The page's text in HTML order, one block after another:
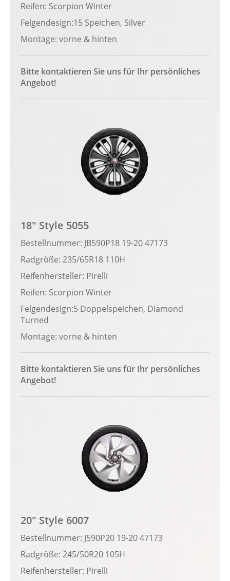
Reifen: Scorpion Winter
Felgendesign:15 Speichen, Silver
Montage: vorne & hinten
Bitte kontaktieren Sie uns für Ihr persönliches
Angebot!
18" Style 5055
Bestellnummer: JB590P18 19-20 47173
Radgröße: 235/65R18 110H
Reifenhersteller: Pirelli
Reifen: Scorpion Winter
Felgendesign:5 Doppelspeichen, Diamond
Turned
Montage: vorne & hinten
Bitte kontaktieren Sie uns für Ihr persönliches
Angebot!
20" Style 6007
Bestellnummer: J590P20 19-20 47173
Radgröße: 245/50R20 105H
Reifenhersteller: Pirelli